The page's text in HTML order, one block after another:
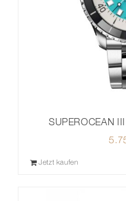
SUPEROCEAN
Jetzt kaufen